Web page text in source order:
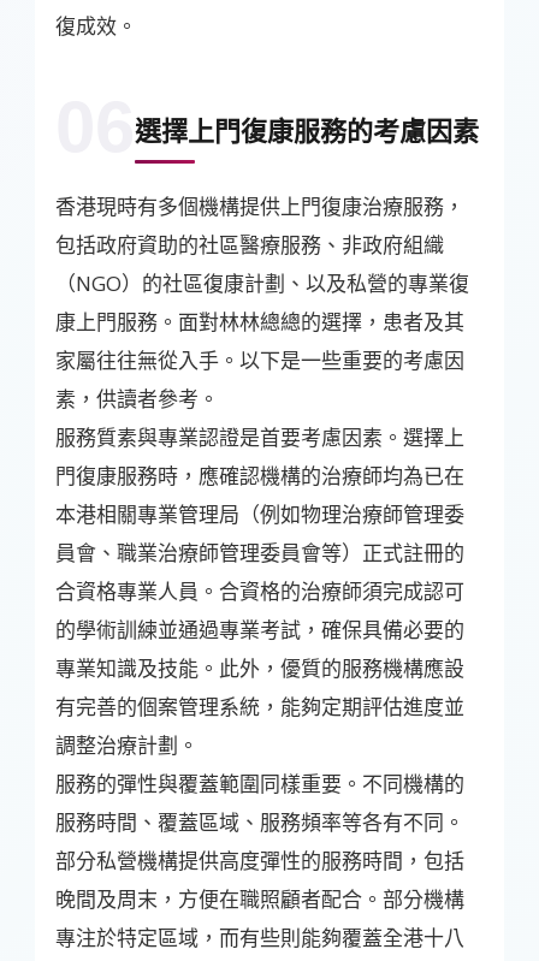
復成效。
06選擇上門復康服務的考慮因素
香港現時有多個機構提供上門復康治療服務，
包括政府資助的社區醫療服務、非政府組織
（NGO）的社區復康計劃、以及私營的專業復
康上門服務。面對林林總總的選擇，患者及其
家屬往往無從入手。以下是一些重要的考慮因
素，供讀者參考。
服務質素與專業認證是首要考慮因素。選擇上
門復康服務時，應確認機構的治療師均為已在
本港相關專業管理局（例如物理治療師管理委
員會、職業治療師管理委員會等）正式註冊的
合資格專業人員。合資格的治療師須完成認可
的學術訓練並通過專業考試，確保具備必要的
專業知識及技能。此外，優質的服務機構應設
有完善的個案管理系統，能夠定期評估進度並
調整治療計劃。
服務的彈性與覆蓋範圍同樣重要。不同機構的
服務時間、覆蓋區域、服務頻率等各有不同。
部分私營機構提供高度彈性的服務時間，包括
晚間及周末，方便在職照顧者配合。部分機構
專注於特定區域，而有些則能夠覆蓋全港十八